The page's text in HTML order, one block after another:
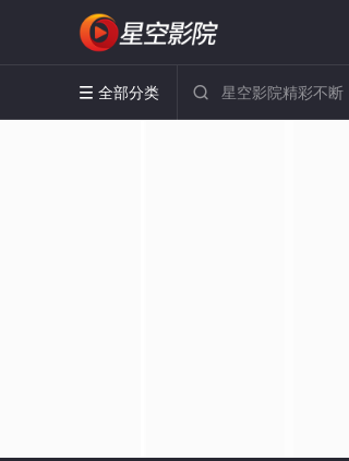
 全部分类 